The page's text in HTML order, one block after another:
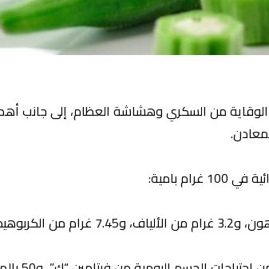
من السكري وهشاشة العظام، إلى جانب
بامية: